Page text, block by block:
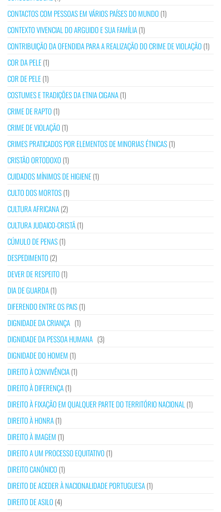
CONTACTOS COM PESSOAS EM VÁRIOS PAÍSES DO MUNDO (1)
CONTEXTO VIVENCIAL DO ARGUIDO E SUA FAMÍLIA(1)
CONTRIBUIÇÃO DA OFENDIDA PARA A REALIZAÇÃO DO CRIME DE VIOLAÇÃO (1)
COR DA PELE(1)
COR DE PELE(1)
COSTUMES E TRADIÇÕES DA ETNIA CIGANA(1)
CRIME DE RAPTO (1)
CRIME DE VIOLAÇÃO (1)
CRIMES PRATICADOS POR ELEMENTOS DE MINORIAS ÉTNICAS(1)
CRISTÃO ORTODOXO (1)
CUIDADOS MÍNIMOS DE HIGIENE(1)
CULTO DOS MORTOS(1)
CULTURA AFRICANA(2)
CULTURA JUDAICO-CRISTÃ(1)
CÚMULO DE PENAS(1)
DESPEDIMENTO (2)
DEVER DE RESPEITO (1)
DIA DE GUARDA(1)
DIFERENDO ENTRE OS PAIS(1)
DIGNIDADE DA CRIANÇA (1)
DIGNIDADE DA PESSOA HUMANA (3)
DIGNIDADE DO HOMEM (1)
DIREITO À CONVIVÊNCIA(1)
DIREITO À DIFERENÇA(1)
DIREITO À FIXAÇÃO EM QUALQUER PARTE DO TERRITÓRIO NACIONAL (1)
DIREITO À HONRA(1)
DIREITO À IMAGEM (1)
DIREITO A UM PROCESSO EQUITATIVO (1)
DIREITO CANÓNICO (1)
DIREITO DE ACEDER À NACIONALIDADE PORTUGUESA(1)
DIREITO DE ASILO (4)